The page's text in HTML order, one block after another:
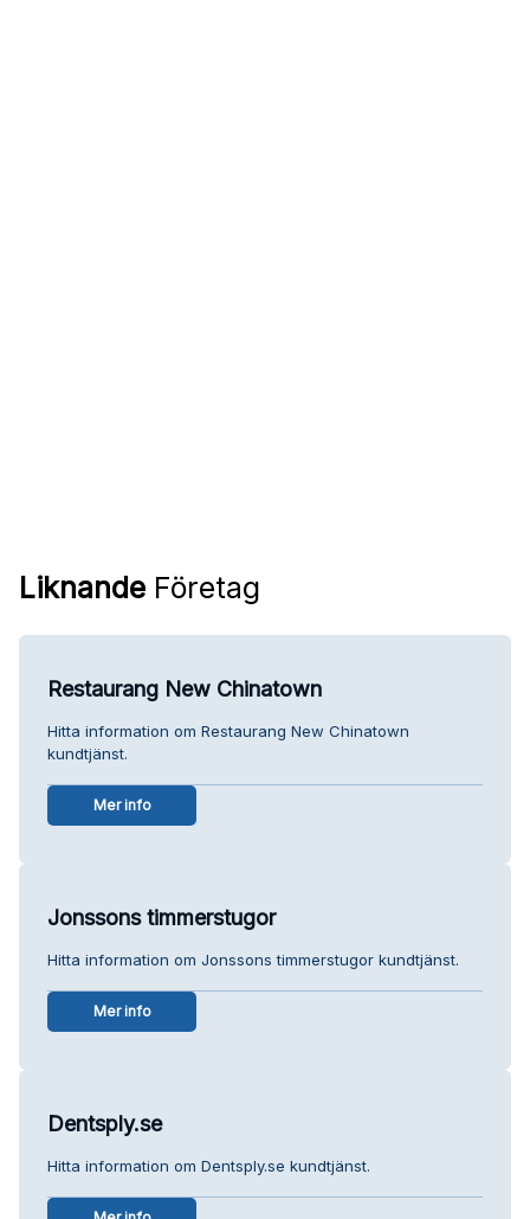
Liknande Företag
Restaurang New Chinatown
Hitta information om Restaurang New Chinatown
kundtjänst.
Mer info
Jonssons timmerstugor
Hitta information om Jonssons timmerstugor kundtjänst.
Mer info
Dentsply.se
Hitta information om Dentsply.se kundtjänst.